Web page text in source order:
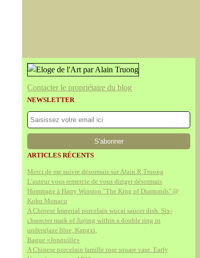
Contacter le propriétaire du blog
NEWSLETTER
ARTICLES RÉCENTS
Merci de me suivre désormais sur Alain.R.Truong
L'auteur vous remercie de vous diriger désormais
Hommage à Harry Winston "The King of Diamonds" @
Kohn Monaco
A Chinese Imperial porcelain wucai saucer dish. Six-
character mark of Jiajing within a double ring in
underglaze blue, Kangxi,
Bague «Jonquille»
A Chinese porcelain famille rose square vase. Early